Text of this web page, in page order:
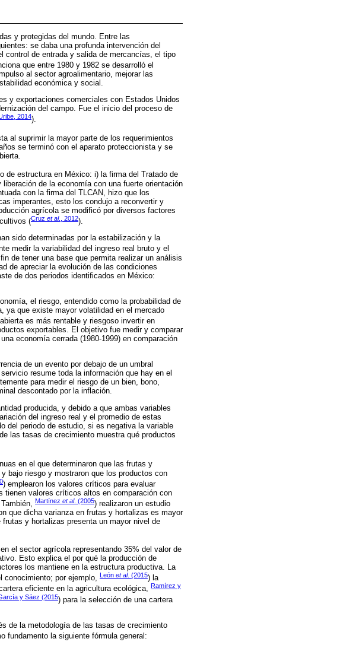
y protegidas del mundo. Entre las
se daba una profunda intervención del
control de entrada y salida de mercancías, el tipo
que entre 1980 y 1982 se desarrolló el
al sector agroalimentario, mejorar las
económica y social.
y exportaciones comerciales con Estados Unidos
del campo. Fue el inicio del proceso de
2014).
al suprimir la mayor parte de los requerimientos
se terminó con el aparato proteccionista y se
de estructura en México: i) la firma del Tratado de
de la economía con una fuerte orientación
con la firma del TLCAN, hizo que los
imperantes, esto los condujo a reconvertir y
agrícola se modificó por diversos factores
(Cruz et al., 2012).
sido determinadas por la estabilización y la
medir la variabilidad del ingreso real bruto y el
de tener una base que permita realizar un análisis
de apreciar la evolución de las condiciones
de dos periodos identificados en México:
el riesgo, entendido como la probabilidad de
ya que existe mayor volatilidad en el mercado
es más rentable y riesgoso invertir en
exportables. El objetivo fue medir y comparar
economía cerrada (1980-1999) en comparación
de un evento por debajo de un umbral
resume toda la información que hay en el
para medir el riesgo de un bien, bono,
descontado por la inflación.
producida, y debido a que ambas variables
del ingreso real y el promedio de estas
del periodo de estudio, si es negativa la variable
las tasas de crecimiento muestra qué productos
en el que determinaron que las frutas y
bajo riesgo y mostraron que los productos con
) emplearon los valores críticos para evaluar
tienen valores críticos altos en comparación con
Martínez et al. (2005) realizaron un estudio
que dicha varianza en frutas y hortalizas es mayor
y hortalizas presenta un mayor nivel de
el sector agrícola representando 35% del valor de
Esto explica el por qué la producción de
los mantiene en la estructura productiva. La
conocimiento; por ejemplo, León et al. (2015) la
eficiente en la agricultura ecológica, Ramírez y
y Sáez (2015) para la selección de una cartera
de la metodología de las tasas de crecimiento
fundamento la siguiente fórmula general: